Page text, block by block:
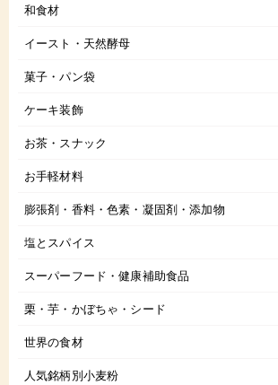
和食材
イースト・天然酵母
菓子・パン袋
ケーキ装飾
お茶・スナック
お手軽材料
膨張剤・香料・色素・凝固剤・添加物
塩とスパイス
スーパーフード・健康補助食品
栗・芋・かぼちゃ・シード
世界の食材
人気銘柄別小麦粉